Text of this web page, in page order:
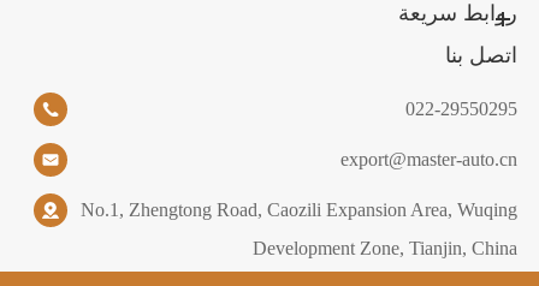
روابط سريعة
اتصل بنا
022-29550295
export@master-auto.cn
No.1, Zhengtong Road, Caozili Expansion Area, Wuqing
Development Zone, Tianjin, China